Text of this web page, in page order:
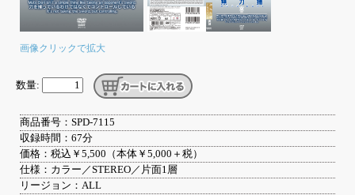
画像クリックで拡大
数量:
商品番号：SPD-7115
収録時間：67分
価格：税込￥5,500（本体￥5,000＋税）
仕様：カラー／STEREO／片面1層
リージョン：ALL